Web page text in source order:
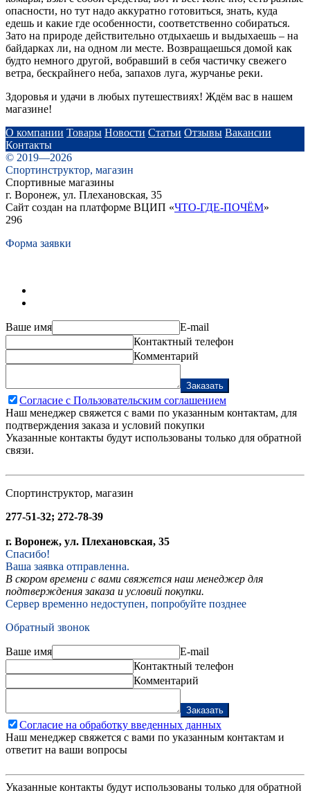
опасности, но тут надо аккуратно готовиться, знать, куда
едешь и какие где особенности, соответственно собираться.
Зато на природе действительно отдыхаешь и выдыхаешь – на
байдарках ли, на одном ли месте. Возвращаешься домой как
будто немного другой, вобравший в себя частичку свежего
ветра, бескрайнего неба, запахов луга, журчанье реки.
Здоровья и удачи в любых путешествиях! Ждём вас в нашем
магазине!
О компании Товары Новости Статьи Отзывы Вакансии
Контакты
© 2019—2026
Спортинструктор, магазин
Спортивные магазины
г. Воронеж, ул. Плехановская, 35
Сайт создан на платформе ВЦИП «ЧТО-ГДЕ-ПОЧЁМ»
296
Форма заявки
Ваше имя
E-mail
Контактный телефон
Комментарий
Заказать
Согласие с Пользовательским соглашением
Наш менеджер свяжется с вами по указанным контактам, для
подтверждения заказа и условий покупки
Указанные контакты будут использованы только для обратной
связи.
Спортинструктор, магазин
277-51-32; 272-78-39
г. Воронеж, ул. Плехановская, 35
Спасибо!
Ваша заявка отправленна.
В скором времени с вами свяжется наш менеджер для
подтверждения заказа и условий покупки.
Сервер временно недоступен, попробуйте позднее
Обратный звонок
Ваше имя
E-mail
Контактный телефон
Комментарий
Заказать
Согласие на обработку введенных данных
Наш менеджер свяжется с вами по указанным контактам и
ответит на ваши вопросы
Указанные контакты будут использованы только для обратной